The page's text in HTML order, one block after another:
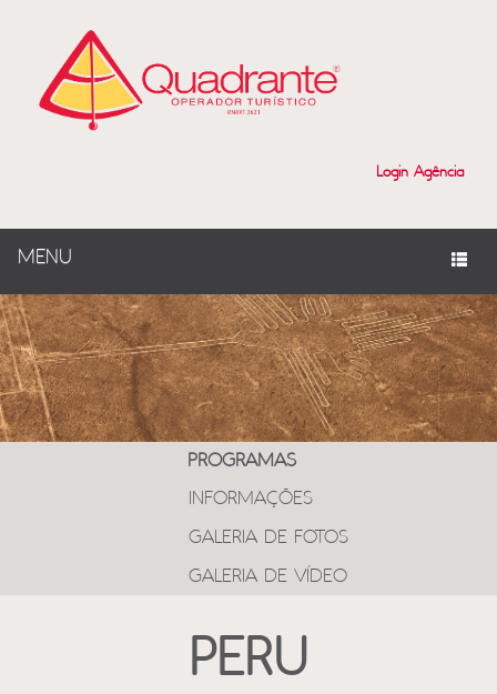
Login Agência
MENU
PROGRAMAS
INFORMAÇÕES
GALERIA DE FOTOS
GALERIA DE VÍDEO
PERU